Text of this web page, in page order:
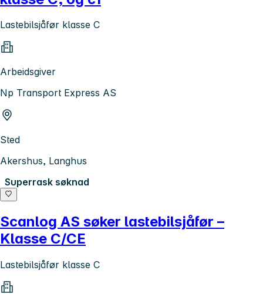
Lastebilsjåfør klasse C
Arbeidsgiver
Np Transport Express AS
Sted
Akershus, Langhus
Superrask søknad
Scanlog AS søker lastebilsjåfør –
Klasse C/CE
Lastebilsjåfør klasse C